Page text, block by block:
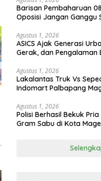
Barisan Pembaharuan
Oposisi Jangan Ganggu
Agustus 1, 2026
ASICS Ajak Generasi
Gerak, dan Pengalaman
Agustus 1, 2026
Lakalantas Truk Vs
Indomart Palbapang
Agustus 1, 2026
Polisi Berhasil Bekuk
Gram Sabu di Kota